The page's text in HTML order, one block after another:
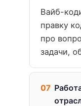
Вайб-
правку
про
задачи,